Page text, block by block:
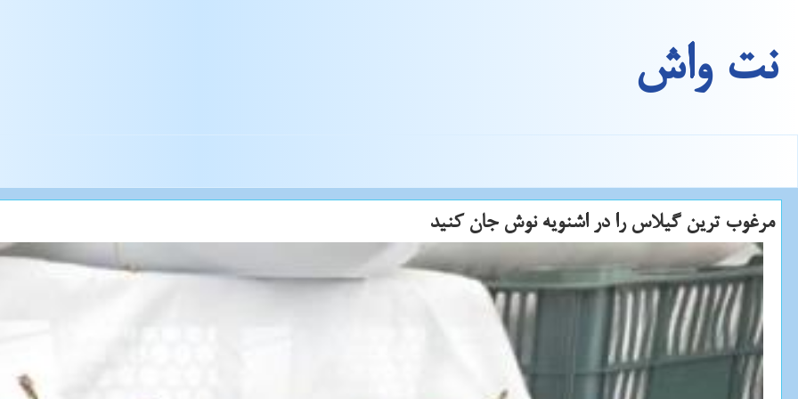
نت واش
مرغوب ترین گیلاس را در اشنویه نوش جان كنید